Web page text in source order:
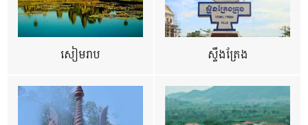
សៀមរាប ស្ទឹងត្រែង